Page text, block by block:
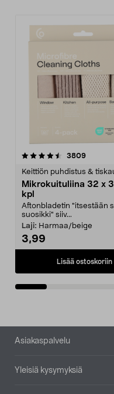
3809
Keittiön puhdistus &
Mikrokuituliina 32 x
kpl
Aftonbladetin "itsestään
suosikki" siiv...
Laji: Harmaa/beige
3,99
Lisää ostoskoriin
4.5viidestä
Alatunniste
Asiakaspalvelu
Yleisiä kysymyksiä